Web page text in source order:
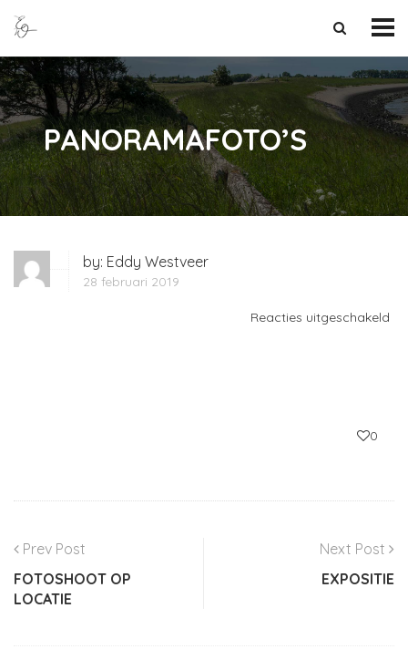
PANORAMAFOTO’S
by: Eddy Westveer
28 februari 2019
Reacties uitgeschakeld
0
Prev Post
FOTOSHOOT OP
LOCATIE
Next Post
EXPOSITIE